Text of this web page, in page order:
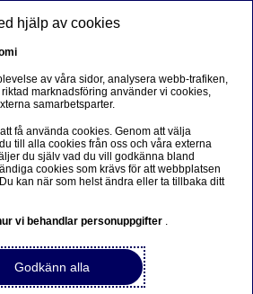
in till
är
i svensk
05-30 11:51
hjälp av cookies
av våra sidor, analysera webb-trafiken,
marknadsföring använder vi cookies,
samarbetsparter.
få använda cookies. Genom att välja
till alla cookies från oss och våra externa
du själv vad du vill godkänna bland
cookies som krävs för att webbplatsen
kan när som helst ändra eller ta tillbaka ditt
vi behandlar personuppgifter .
Godkänn alla